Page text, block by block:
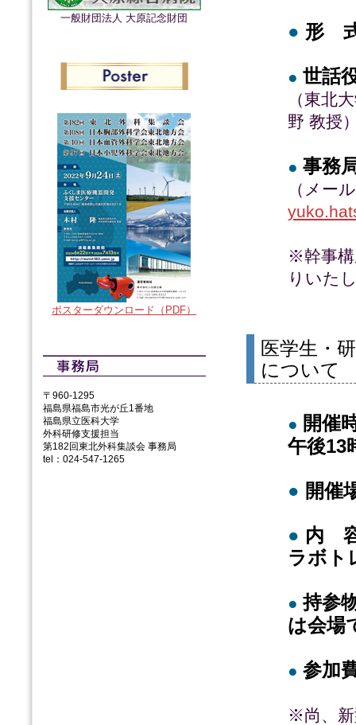
一般財団法人 大原記念財団
ポスターダウンロード（PDF）
〒960-1295
福島県福島市光が丘1番地
福島県立医科大学
外科研修支援担当
第182回東北外科集談会 事務局
tel：024-547-1265
● 形
● 世話
（東北
野 教授
● 事務
（メー
※幹事構
りいた
医学生・
について
● 開催
午後13
● 開催
● 内
ラボト
● 持参
は会場
● 参加
※尚、新